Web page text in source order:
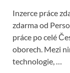
Inzerce práce
zdarma od
práce po celé
oborech. Mezi
technologie, …